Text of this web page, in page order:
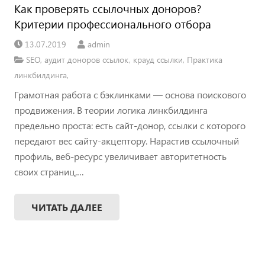
Как проверять ссылочных доноров?
Критерии профессионального отбора
13.07.2019
admin
SEO, аудит доноров ссылок, крауд ссылки, Практика
линкбилдинга,
Грамотная работа с бэклинками — основа поискового
продвижения. В теории логика линкбилдинга
предельно проста: есть сайт-донор, ссылки с которого
передают вес сайту-акцептору. Нарастив ссылочный
профиль, веб-ресурс увеличивает авторитетность
своих страниц,…
ЧИТАТЬ ДАЛЕЕ